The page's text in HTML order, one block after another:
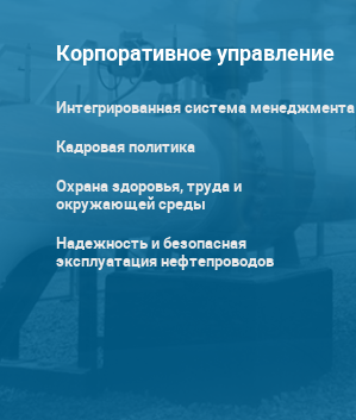
Корпоративное управление
Интегрированная система менеджмента
Кадровая политика
Охрана здоровья, труда и
окружающей среды
Надежность и безопасная
эксплуатация нефтепроводов